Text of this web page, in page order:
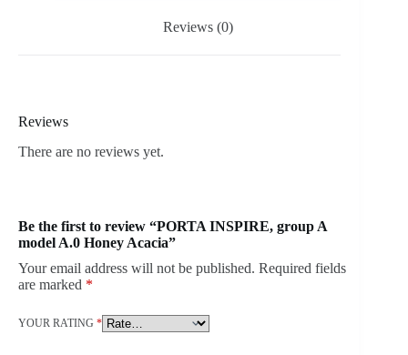
Reviews (0)
Reviews
There are no reviews yet.
Be the first to review “PORTA INSPIRE, group A
model A.0 Honey Acacia”
Your email address will not be published. Required fields
are marked *
YOUR RATING *